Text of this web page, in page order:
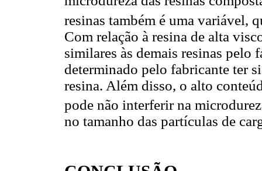
resinas também é uma variável,
Com relação à resina de alta
similares às demais resinas pelo
determinado pelo fabricante ter
resina. Além disso, o alto
pode não interferir na
no tamanho das partículas de